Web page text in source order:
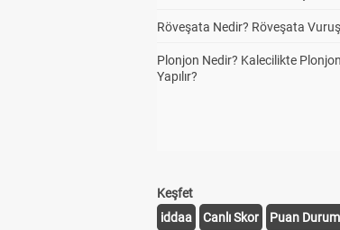
Röveşata Nedir? Röveşata
Plonjon Nedir? Kalecilikte
Yapılır?
Keşfet
iddaa
Canlı Skor Puan